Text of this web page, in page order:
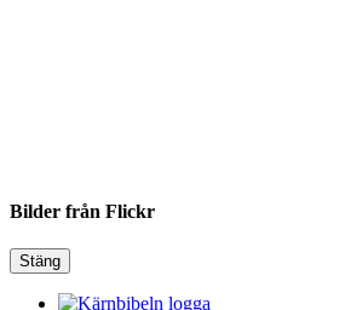
Bilder från Flickr
Stäng